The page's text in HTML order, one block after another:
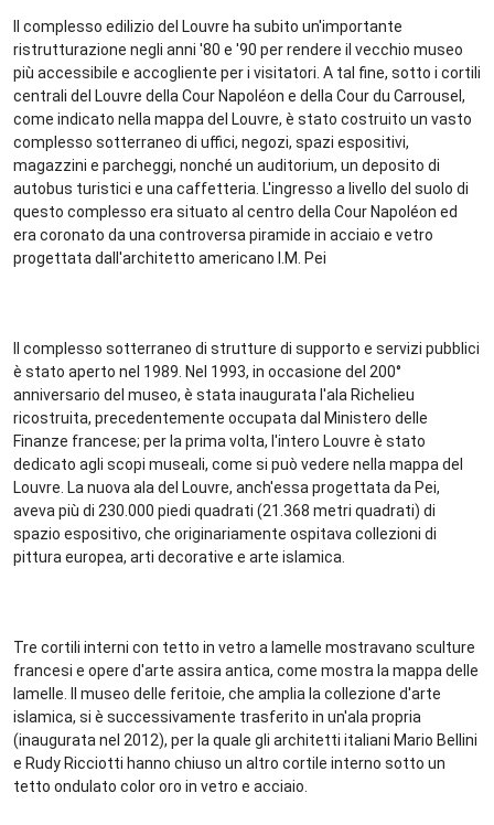
Il complesso edilizio del Louvre ha subito un'importante
ristrutturazione negli anni '80 e '90 per rendere il vecchio museo
più accessibile e accogliente per i visitatori. A tal fine, sotto i cortili
centrali del Louvre della Cour Napoléon e della Cour du Carrousel,
come indicato nella mappa del Louvre, è stato costruito un vasto
complesso sotterraneo di uffici, negozi, spazi espositivi,
magazzini e parcheggi, nonché un auditorium, un deposito di
autobus turistici e una caffetteria. L'ingresso a livello del suolo di
questo complesso era situato al centro della Cour Napoléon ed
era coronato da una controversa piramide in acciaio e vetro
progettata dall'architetto americano I.M. Pei
Il complesso sotterraneo di strutture di supporto e servizi pubblici
è stato aperto nel 1989. Nel 1993, in occasione del 200°
anniversario del museo, è stata inaugurata l'ala Richelieu
ricostruita, precedentemente occupata dal Ministero delle
Finanze francese; per la prima volta, l'intero Louvre è stato
dedicato agli scopi museali, come si può vedere nella mappa del
Louvre. La nuova ala del Louvre, anch'essa progettata da Pei,
aveva più di 230.000 piedi quadrati (21.368 metri quadrati) di
spazio espositivo, che originariamente ospitava collezioni di
pittura europea, arti decorative e arte islamica.
Tre cortili interni con tetto in vetro a lamelle mostravano sculture
francesi e opere d'arte assira antica, come mostra la mappa delle
lamelle. Il museo delle feritoie, che amplia la collezione d'arte
islamica, si è successivamente trasferito in un'ala propria
(inaugurata nel 2012), per la quale gli architetti italiani Mario Bellini
e Rudy Ricciotti hanno chiuso un altro cortile interno sotto un
tetto ondulato color oro in vetro e acciaio.